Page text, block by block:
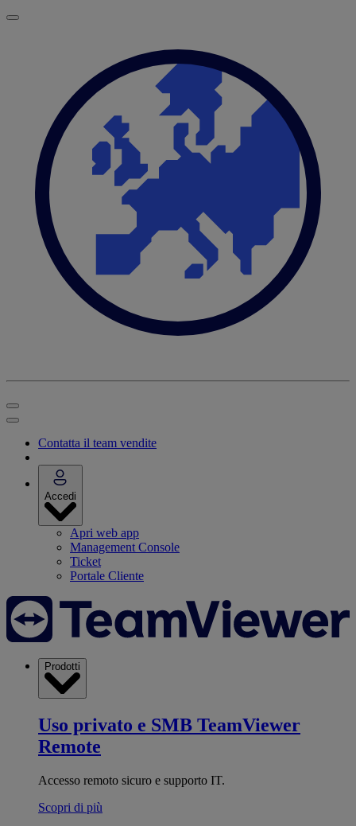
Contatta il team vendite
Accedi
Apri web app
Management Console
Ticket
Portale Cliente
Prodotti
Uso privato e SMB TeamViewer
Remote
Accesso remoto sicuro e supporto IT.
Scopri di più